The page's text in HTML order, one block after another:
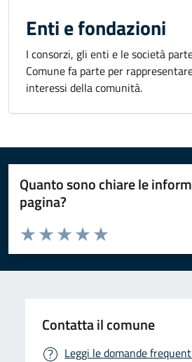
Enti e fondazioni
I consorzi, gli enti e le società
Comune fa parte per
interessi della comunità.
Quanto sono chiare le
pagina?
Valuta da 1 a 5 stelle la pagina
Valuta 5 stelle su 5
Valuta 4 stelle su 5
Valuta 3 stelle su 5
Valuta 2 stelle su 5
Valuta 1 stelle su 5
Contatta il comune
Leggi le domande